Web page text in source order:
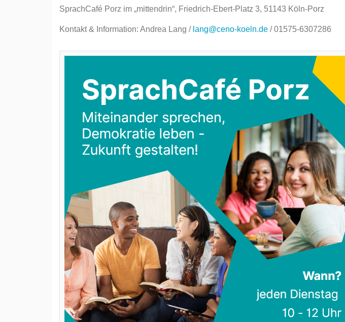
SprachCafé Porz im „mittendrin“, Friedrich-Ebert-Platz 3, 51143 Köln-Porz
Kontakt & Information: Andrea Lang / lang@ceno-koeln.de / 01575-6307286